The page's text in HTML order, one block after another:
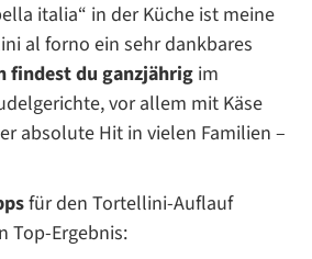
italia“ in der Küche ist meine
al forno ein sehr dankbares
findest du ganzjährig im
vor allem mit Käse
absolute Hit in vielen Familien –
für den Tortellini-Auflauf
Top-Ergebnis: